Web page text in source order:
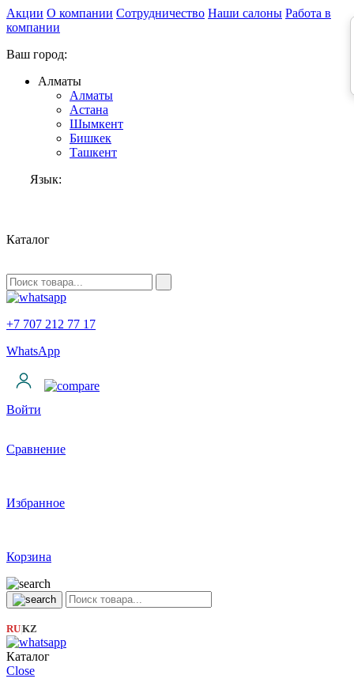
Акции О компании Сотрудничество Наши салоны Работа в
компании
Ваш город:
Алматы
Алматы
Астана
Шымкент
Бишкек
Ташкент
Язык:
Каталог
+7 707 212 77 17
WhatsApp
Войти
Сравнение
Избранное
Корзина
RU|KZ
Каталог
Close